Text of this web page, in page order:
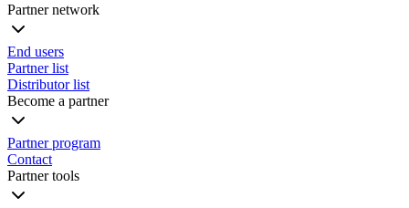
Partner network
End users
Partner list
Distributor list
Become a partner
Partner program
Contact
Partner tools